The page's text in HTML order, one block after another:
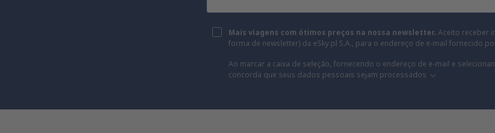
Mais viagens com ótimos preços na nossa newsletter. Aceito receber
forma de newsletter) da eSky.pl S.A., para o endereço de e-mail fornecido
Ao marcar a caixa de seleção, fornecendo o endereço de e-mail e
concorda que seus dados pessoais sejam processados